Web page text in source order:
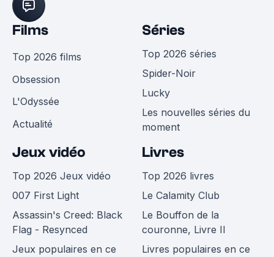
Films
Top 2026 films
Obsession
L'Odyssée
Actualité
Séries
Top 2026 séries
Spider-Noir
Lucky
Les nouvelles séries du
moment
Jeux vidéo
Top 2026 Jeux vidéo
007 First Light
Assassin's Creed: Black
Flag - Resynced
Jeux populaires en ce
Livres
Top 2026 livres
Le Calamity Club
Le Bouffon de la
couronne, Livre II
Livres populaires en ce